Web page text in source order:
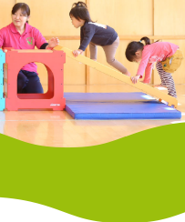
て
き
ま
し
た。
の